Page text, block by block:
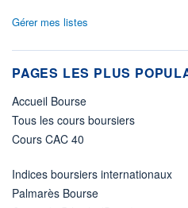
Gérer mes listes
PAGES LES PLUS
Accueil Bourse
Tous les cours boursiers
Cours CAC 40
Indices boursiers internationaux
Palmarès Bourse